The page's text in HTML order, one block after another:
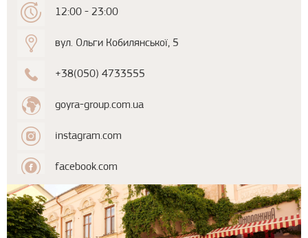
12:00 - 23:00
вул. Ольги Кобилянської, 5
+38(050) 4733555
goyra-group.com.ua
instagram.com
facebook.com